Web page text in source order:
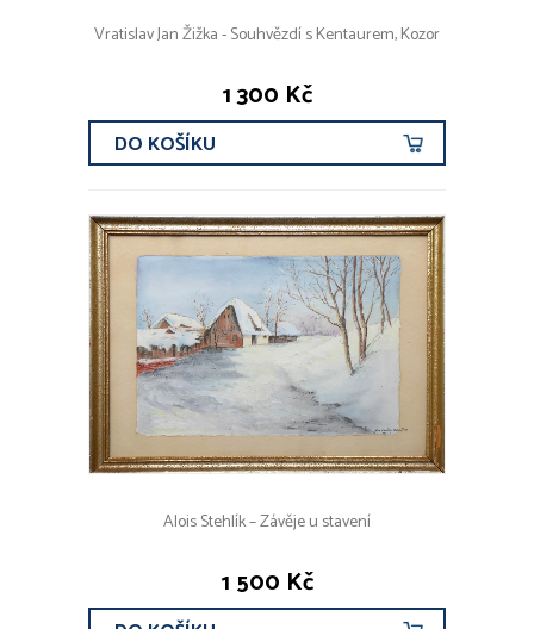
Vratislav Jan Žižka - Souhvězdí s Kentaurem, Kozor
1 300 Kč
DO KOŠÍKU
Alois Stehlík – Závěje u stavení
1 500 Kč